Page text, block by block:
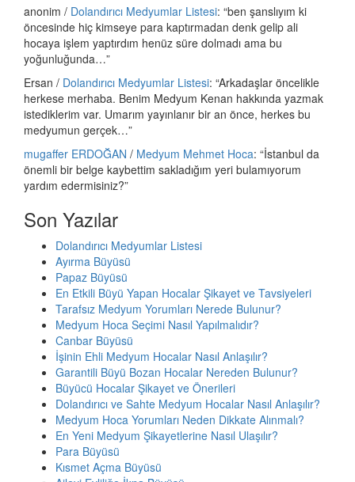
anonim / Dolandırıcı Medyumlar Listesi: “ben şanslıyım ki
öncesinde hiç kimseye para kaptırmadan denk gelip ali
hocaya işlem yaptırdım henüz süre dolmadı ama bu
yoğunluğunda…”
Ersan / Dolandırıcı Medyumlar Listesi: “Arkadaşlar öncelikle
herkese merhaba. Benim Medyum Kenan hakkında yazmak
istediklerim var. Umarım yayınlanır bir an önce, herkes bu
medyumun gerçek…”
mugaffer ERDOĞAN / Medyum Mehmet Hoca: “İstanbul da
önemli bir belge kaybettim sakladığım yeri bulamıyorum
yardım edermisiniz?”
Son Yazılar
Dolandırıcı Medyumlar Listesi
Ayırma Büyüsü
Papaz Büyüsü
En Etkili Büyü Yapan Hocalar Şikayet ve Tavsiyeleri
Tarafsız Medyum Yorumları Nerede Bulunur?
Medyum Hoca Seçimi Nasıl Yapılmalıdır?
Canbar Büyüsü
İşinin Ehli Medyum Hocalar Nasıl Anlaşılır?
Garantili Büyü Bozan Hocalar Nereden Bulunur?
Büyücü Hocalar Şikayet ve Önerileri
Dolandırıcı ve Sahte Medyum Hocalar Nasıl Anlaşılır?
Medyum Hoca Yorumları Neden Dikkate Alınmalı?
En Yeni Medyum Şikayetlerine Nasıl Ulaşılır?
Para Büyüsü
Kısmet Açma Büyüsü